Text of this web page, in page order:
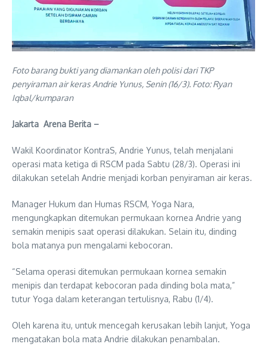
Foto barang bukti yang diamankan oleh polisi dari TKP
penyiraman air keras Andrie Yunus, Senin (16/3). Foto: Ryan
Iqbal/kumparan
Jakarta Arena Berita –
Wakil Koordinator KontraS, Andrie Yunus, telah menjalani
operasi mata ketiga di RSCM pada Sabtu (28/3). Operasi ini
dilakukan setelah Andrie menjadi korban penyiraman air keras.
Manager Hukum dan Humas RSCM, Yoga Nara,
mengungkapkan ditemukan permukaan kornea Andrie yang
semakin menipis saat operasi dilakukan. Selain itu, dinding
bola matanya pun mengalami kebocoran.
“Selama operasi ditemukan permukaan kornea semakin
menipis dan terdapat kebocoran pada dinding bola mata,”
tutur Yoga dalam keterangan tertulisnya, Rabu (1/4).
Oleh karena itu, untuk mencegah kerusakan lebih lanjut, Yoga
mengatakan bola mata Andrie dilakukan penambalan.